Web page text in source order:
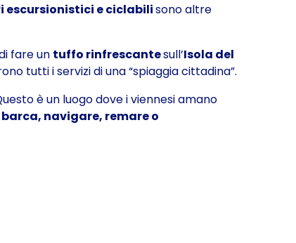
escursionistici e ciclabilisono altre
fare un tuffo rinfrescantesull’Isola del
tutti i servizi di una “spiaggia cittadina”.
è un luogo dove i viennesi amano
navigare, remare o